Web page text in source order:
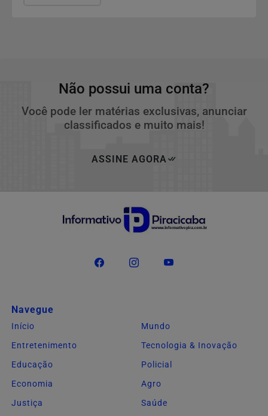
Não possui uma conta?
Você pode ler matérias exclusivas, anunciar
classificados e muito mais!
ASSINE AGORA
Navegue
Início
Mundo
Entretenimento
Tecnologia & Inovação
Educação
Policial
Economia
Agro
Justiça
Saúde